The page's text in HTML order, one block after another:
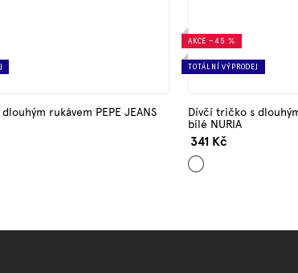
rukávem PEPE JEANS
AKCE –45 %
TOTÁLNÍ VÝPRODEJ
Dívčí tričko s
bílé NURIA
341 Kč
Bílá